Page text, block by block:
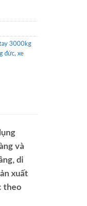
3000kg
đức, xe
và
di
xuất
theo